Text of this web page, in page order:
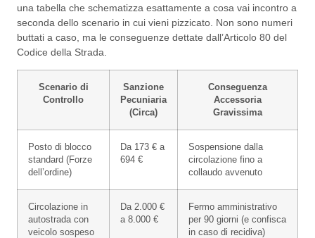
una tabella che schematizza esattamente a cosa vai incontro a
seconda dello scenario in cui vieni pizzicato. Non sono numeri
buttati a caso, ma le conseguenze dettate dall’Articolo 80 del
Codice della Strada.
Scenario di
Controllo
Sanzione
Pecuniaria
(Circa)
Conseguenza
Accessoria
Gravissima
Posto di blocco
standard (Forze
dell’ordine)
Da 173 € a
694 €
Sospensione dalla
circolazione fino a
collaudo avvenuto
Circolazione in
autostrada con
veicolo sospeso
Da 2.000 €
a 8.000 €
Fermo amministrativo
per 90 giorni (e confisca
in caso di recidiva)